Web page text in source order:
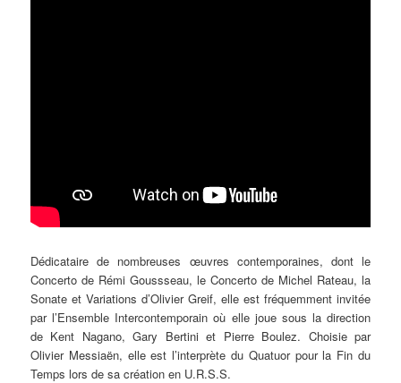
Dédicataire de nombreuses œuvres contemporaines, dont le
Concerto de Rémi Goussseau, le Concerto de Michel Rateau, la
Sonate et Variations d’Olivier Greif, elle est fréquemment invitée
par l’Ensemble Intercontemporain où elle joue sous la direction
de Kent Nagano, Gary Bertini et Pierre Boulez. Choisie par
Olivier Messiaën, elle est l’interprète du Quatuor pour la Fin du
Temps lors de sa création en U.R.S.S.